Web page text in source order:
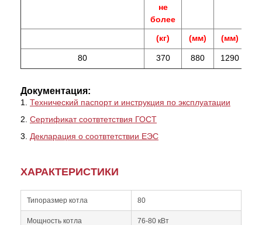
не
более
(кг) (мм) (мм)
80 370 880 1290
Документация:
1. Технический паспорт и инструкция по эксплуатации
2. Сертификат соотвтетствия ГОСТ
3. Декларация о соотвтетствии ЕЭС
ХАРАКТЕРИСТИКИ
Типоразмер котла 80
Мощность котла 76-80 кВт